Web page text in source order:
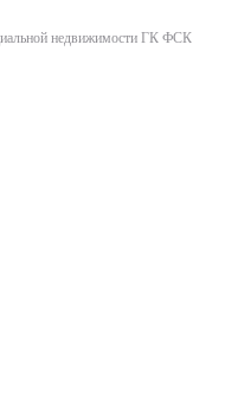
недвижимости ГК ФСК